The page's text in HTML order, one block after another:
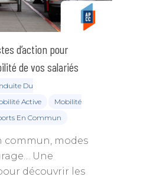
d’action pour
de vos salariés
Du
Active
Mobilité
En Commun
commun, modes
Une
découvrir les